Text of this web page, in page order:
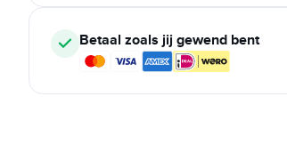
Betaal zoals jij gewend bent